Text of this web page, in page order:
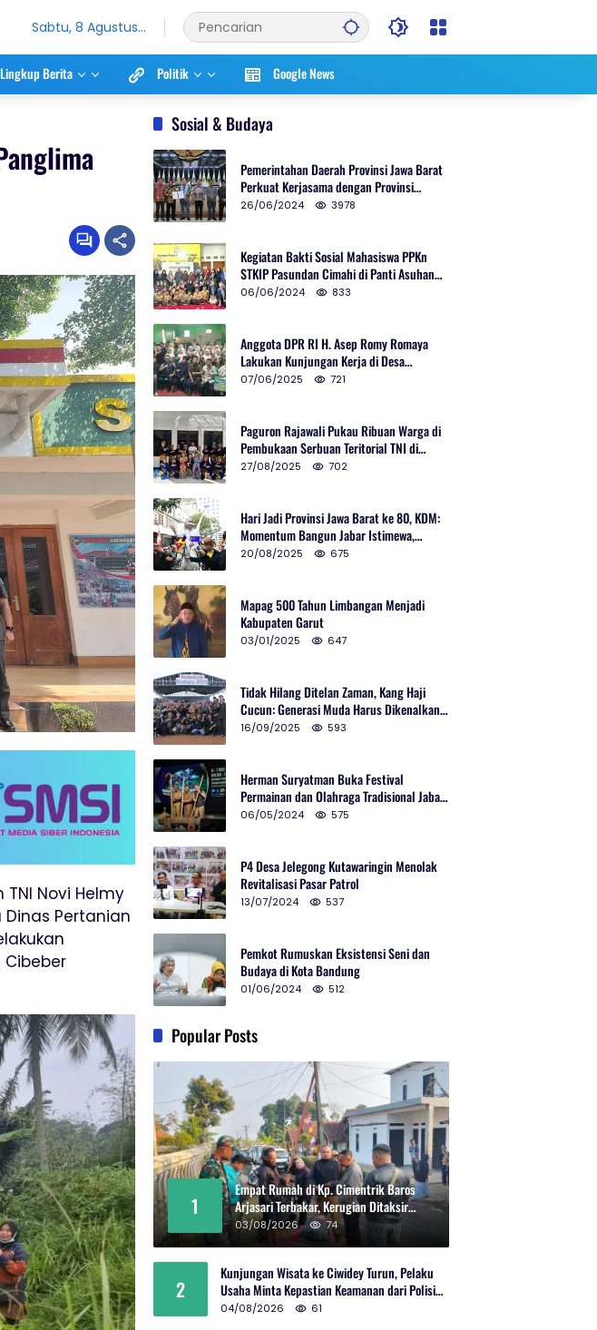
Sabtu, 8 Agustus
Lingkup Berita Politik Google News
TNI Novi Helmy
Dinas Pertanian
Sosial & Budaya
Pemerintahan Daerah Provinsi Jawa Barat
Perkuat Kerjasama dengan Provinsi
Chungcheongnam Do Korea Selatan
26/06/2024 3978
Kegiatan Bakti Sosial Mahasiswa PPKn
STKIP Pasundan Cimahi di Panti Asuhan
Ulul Azmi Kota Cimahi
06/06/2024 833
Anggota DPR RI H. Asep Romy Romaya
Lakukan Kunjungan Kerja di Desa
Patrolsari
07/06/2025 721
Paguron Rajawali Pukau Ribuan Warga di
Pembukaan Serbuan Teritorial TNI di
Cibatu
27/08/2025 702
Hari Jadi Provinsi Jawa Barat ke 80, KDM:
Momentum Bangun Jabar Istimewa,
Lembur di Urus Kota Ditata
20/08/2025 675
Mapag 500 Tahun Limbangan Menjadi
Kabupaten Garut
03/01/2025 647
Tidak Hilang Ditelan Zaman, Kang Haji
Cucun: Generasi Muda Harus Dikenalkan
Pencak Silat
16/09/2025 593
Herman Suryatman Buka Festival
Permainan dan Olahraga Tradisional Jabar
2024 di Gedung Teater Tertutup
06/05/2024 575
P4 Desa Jelegong Kutawaringin Menolak
Revitalisasi Pasar Patrol
13/07/2024 537
Pemkot Rumuskan Eksistensi Seni dan
Budaya di Kota Bandung
01/06/2024 512
Popular Posts
1
Empat Rumah di Kp. Cimentrik Baros
Arjasari Terbakar, Kerugian Ditaksir
Rp600 Juta
03/08/2026 74
2
Kunjungan Wisata ke Ciwidey Turun, Pelaku
Usaha Minta Kepastian Keamanan dari Polisi
dan Pemprov Jabar
04/08/2026 61